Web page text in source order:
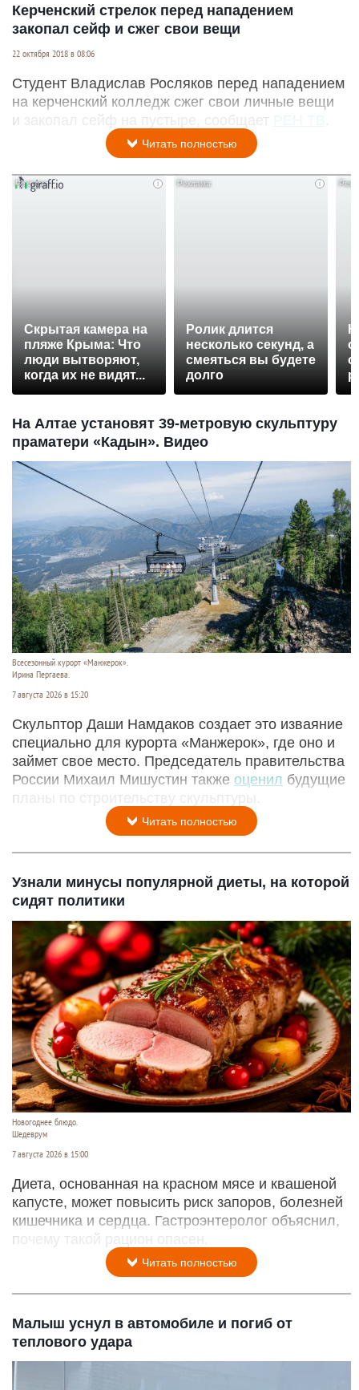
Керченский стрелок перед нападением
закопал сейф и сжег свои вещи
22 октября 2018 в 08:06
Студент Владислав Росляков перед нападением
на керченский колледж сжег свои личные вещи
и закопал сейф на пустыре, сообщает РЕН ТВ
Читать полностью
i
Скрытая камера на
пляже Крыма: Что
люди вытворяют,
когда их не видят...
i
Ролик длится
несколько секунд, а
смеяться вы будете
долго
На Алтае установят 39-метровую скульптуру
праматери «Кадын». Видео
Всесезонный курорт «Манжерок».
Ирина Пергаева.
7 августа 2026 в 15:20
Скульптор Даши Намдаков создает это изваяние
специально для курорта «Манжерок», где оно и
займет свое место. Председатель правительства
России Михаил Мишустин также оценил будущие
планы по строительству скульптуры.
Читать полностью
Узнали минусы популярной диеты, на которой
сидят политики
Новогоднее блюдо.
Шедеврум
7 августа 2026 в 15:00
Диета, основанная на красном мясе и квашеной
капусте, может повысить риск запоров, болезней
кишечника и сердца. Гастроэнтеролог объяснил,
почему такой рацион опасен.
Читать полностью
Малыш уснул в автомобиле и погиб от
теплового удара